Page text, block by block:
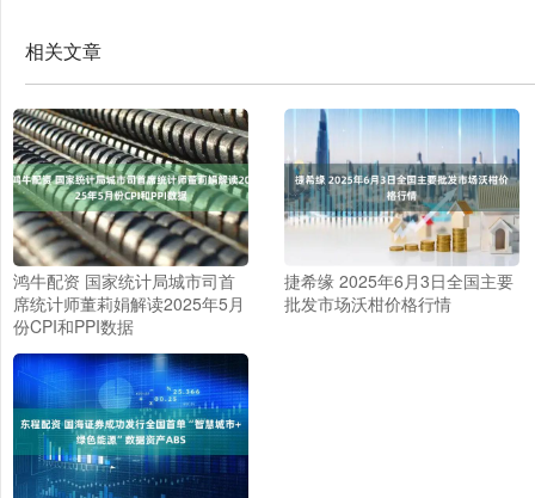
相关文章
鸿牛配资 国家统计局城市司首
席统计师董莉娟解读2025年5月
份CPI和PPI数据
捷希缘 2025年6月3日全国主要
批发市场沃柑价格行情